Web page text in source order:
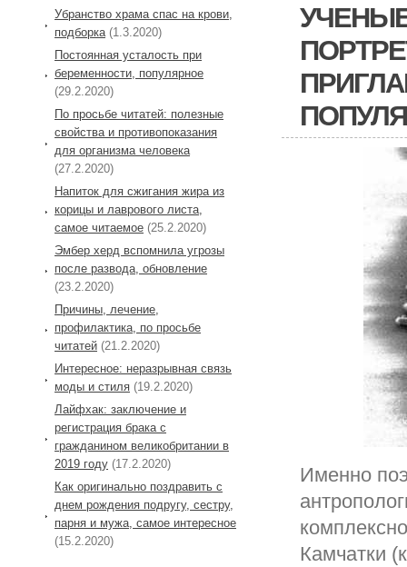
Именно
Камчатки
Убранство храма спас на крови,
подборка(1.3.2020)
Постоянная усталость при
беременности, популярное
(29.2.2020)
По просьбе читатей: полезные
свойства и противопоказания
для организма человека
(27.2.2020)
Напиток для сжигания жира из
корицы и лаврового листа,
самое читаемое (25.2.2020)
Эмбер херд вспомнила угрозы
после развода, обновление
(23.2.2020)
Причины, лечение,
профилактика, по просьбе
читатей (21.2.2020)
Интересное: неразрывная связь
моды и стиля (19.2.2020)
Лайфхак: заключение и
регистрация брака с
гражданином великобритании в
2019 году (17.2.2020)
Как оригинально поздравить с
днем рождения подругу, сестру,
парня и мужа, самое интересное
(15.2.2020)